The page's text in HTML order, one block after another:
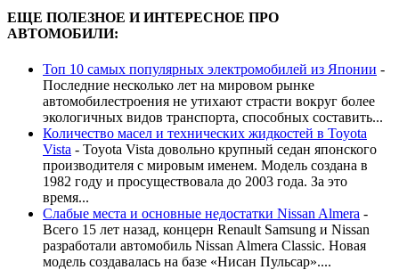
ЕЩЕ ПОЛЕЗНОЕ И ИНТЕРЕСНОЕ ПРО
АВТОМОБИЛИ:
Топ 10 самых популярных электромобилей из Японии -
Последние несколько лет на мировом рынке
автомобилестроения не утихают страсти вокруг более
экологичных видов транспорта, способных составить...
Количество масел и технических жидкостей в Toyota
Vista - Toyota Vista довольно крупный седан японского
производителя с мировым именем. Модель создана в
1982 году и просуществовала до 2003 года. За это
время...
Слабые места и основные недостатки Nissan Almera -
Всего 15 лет назад, концерн Renault Samsung и Nissan
разработали автомобиль Nissan Almera Classic. Новая
модель создавалась на базе «Нисан Пульсар»....